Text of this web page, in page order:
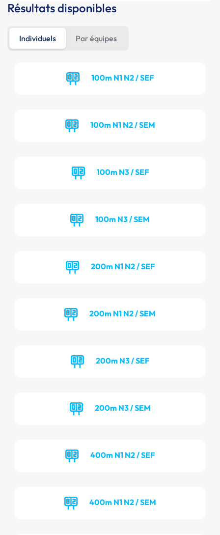
Résultats disponibles
Individuels Par équipes
100m N1 N2 / SEF
100m N1 N2 / SEM
100m N3 / SEF
100m N3 / SEM
200m N1 N2 / SEF
200m N1 N2 / SEM
200m N3 / SEF
200m N3 / SEM
400m N1 N2 / SEF
400m N1 N2 / SEM